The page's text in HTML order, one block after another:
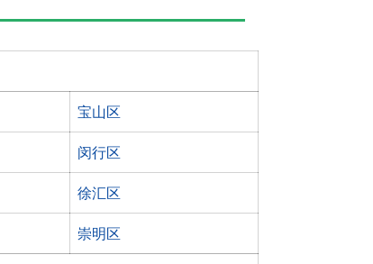
宝山区
闵行区
徐汇区
崇明区